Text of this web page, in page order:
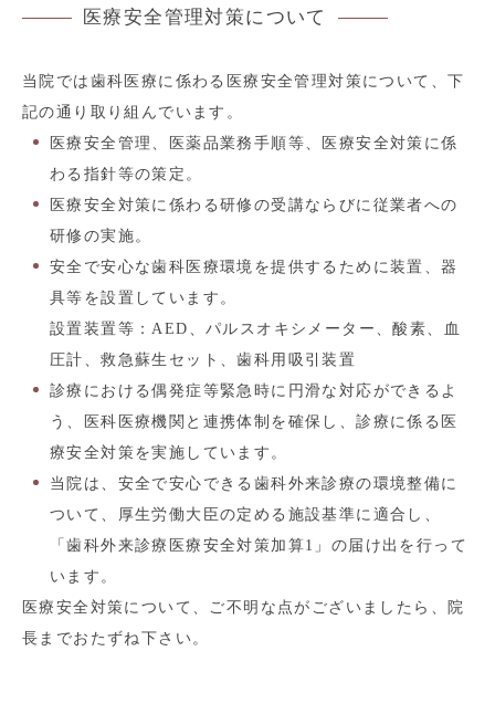
医療安全管理対策について
当院では歯科医療に係わる医療安全管理対策について、下
記の通り取り組んでいます。
医療安全管理、医薬品業務手順等、医療安全対策に係
わる指針等の策定。
医療安全対策に係わる研修の受講ならびに従業者への
研修の実施。
安全で安心な歯科医療環境を提供するために装置、器
具等を設置しています。
設置装置等：AED、パルスオキシメーター、酸素、血
圧計、救急蘇生セット、歯科用吸引装置
診療における偶発症等緊急時に円滑な対応ができるよ
う、医科医療機関と連携体制を確保し、診療に係る医
療安全対策を実施しています。
当院は、安全で安心できる歯科外来診療の環境整備に
ついて、厚生労働大臣の定める施設基準に適合し、
「歯科外来診療医療安全対策加算1」の届け出を行って
います。
医療安全対策について、ご不明な点がございましたら、院
長までおたずね下さい。